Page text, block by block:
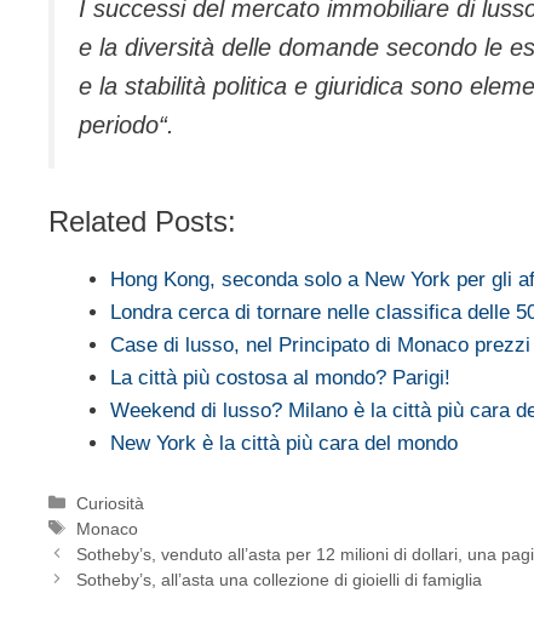
I successi del mercato immobiliare di
e la diversità delle domande secondo le
e la stabilità politica e giuridica sono
periodo“.
Related Posts:
Hong Kong, seconda solo a New York per gli
Londra cerca di tornare nelle classifica delle
Case di lusso, nel Principato di Monaco
La città più costosa al mondo? Parigi!
Weekend di lusso? Milano è la città più cara
New York è la città più cara del mondo
Categorie
Curiosità
Tag
Monaco
Sotheby’s, venduto all’asta per 12 milioni di dollari, una
Sotheby’s, all’asta una collezione di gioielli di famiglia